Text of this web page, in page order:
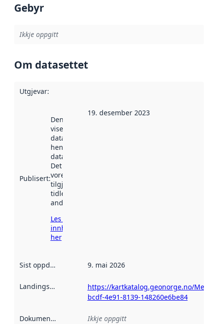
Gebyr
Ikkje oppgitt
Om datasettet
Utgjevar:
Publisert:
Denne datoen
viser når
datasettet vart
henta inn av
data.norge.no.
Det kan ha
vore
tilgjengeleg
tidlegare
andre stader.
Les meir om
innhenting
her
19. desember 2023
Sist oppdatert 9. mai 2026
Landingsside
https://kartkatalog.geonorge.no/
bcdf-4e91-8139-148260e6be84
Dokumentasjon Ikkje oppgitt